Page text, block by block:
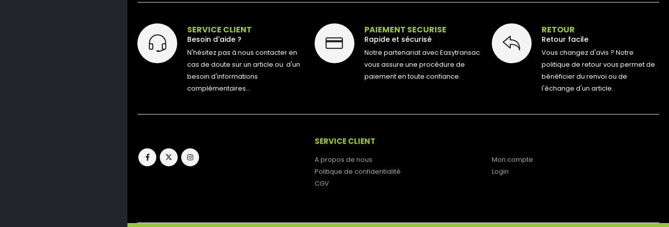
SERVICE CLIENT
Besoin d'aide ?
N'hésitez pas à nous contacter en
cas de doute sur un article ou d'un
besoin d'informations
complémentaires...
PAIEMENT SECURISE
Rapide et sécurisé
Notre partenariat avec Easytransac
vous assure une procédure de
paiement en toute confiance.
RETOUR
Retour facile
Vous changez d'avis ? Notre
politique de retour vous permet de
bénéficier du renvoi ou de
l'échange d'un article.
SERVICE CLIENT
A propos de nous
Politique de confidentialité
CGV
Mon compte
Login